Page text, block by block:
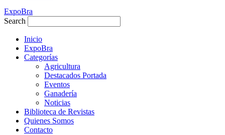
ExpoBra
Search
Inicio
ExpoBra
Categorías
Agricultura
Destacados Portada
Eventos
Ganadería
Noticias
Biblioteca de Revistas
Quienes Somos
Contacto